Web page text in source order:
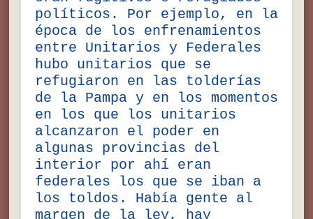
políticos. Por ejemplo, en la
época de los enfrenamientos
entre Unitarios y Federales
hubo unitarios que se
refugiaron en las tolderías
de la Pampa y en los momentos
en los que los unitarios
alcanzaron el poder en
algunas provincias del
interior por ahí eran
federales los que se iban a
los toldos. Había gente al
margen de la ley, hay